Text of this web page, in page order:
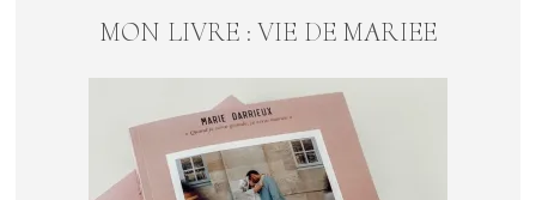
MON LIVRE : VIE DE MARIEE